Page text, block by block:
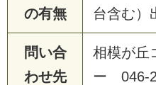
の有無
台含む）
問い合
わせ先
相模が丘
ー 046-